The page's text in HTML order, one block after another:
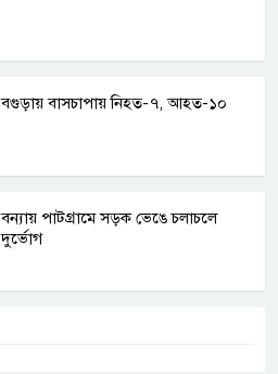
বগুড়ায় বাসচাপায় নিহত-৭, আহত-১০
বন্যায় পাটগ্রামে সড়ক ভেঙে চলাচলে
দুর্ভোগ